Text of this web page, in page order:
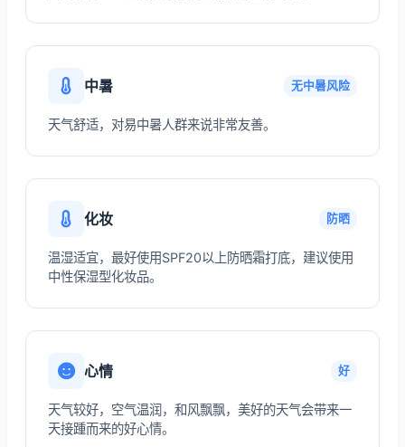
中暑 无中暑风险
天气舒适，对易中暑人群来说非常友善。
化妆 防晒
温湿适宜，最好使用SPF20以上防晒霜打底，建议使用
中性保湿型化妆品。
心情 好
天气较好，空气温润，和风飘飘，美好的天气会带来一
天接踵而来的好心情。